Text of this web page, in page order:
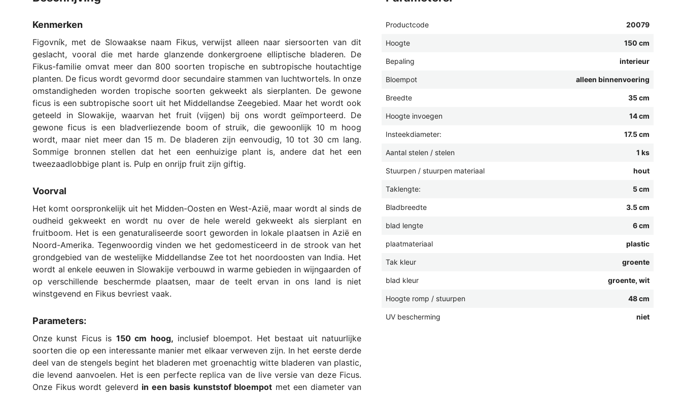
Kenmerken
Figovník, met de Slowaakse naam Fikus, verwijst alleen naar siersoorten van dit
geslacht, vooral die met harde glanzende donkergroene elliptische bladeren. De
Fikus-familie omvat meer dan 800 soorten tropische en subtropische houtachtige
planten. De ficus wordt gevormd door secundaire stammen van luchtwortels. In onze
omstandigheden worden tropische soorten gekweekt als sierplanten. De gewone
ficus is een subtropische soort uit het Middellandse Zeegebied. Maar het wordt ook
geteeld in Slowakije, waarvan het fruit (vijgen) bij ons wordt geïmporteerd. De
gewone ficus is een bladverliezende boom of struik, die gewoonlijk 10 m hoog
wordt, maar niet meer dan 15 m. De bladeren zijn eenvoudig, 10 tot 30 cm lang.
Sommige bronnen stellen dat het een eenhuizige plant is, andere dat het een
tweezaadlobbige plant is. Pulp en onrijp fruit zijn giftig.
Voorval
Het komt oorspronkelijk uit het Midden-Oosten en West-Azië, maar wordt al sinds de
oudheid gekweekt en wordt nu over de hele wereld gekweekt als sierplant en
fruitboom. Het is een genaturaliseerde soort geworden in lokale plaatsen in Azië en
Noord-Amerika. Tegenwoordig vinden we het gedomesticeerd in de strook van het
grondgebied van de westelijke Middellandse Zee tot het noordoosten van India. Het
wordt al enkele eeuwen in Slowakije verbouwd in warme gebieden in wijngaarden of
op verschillende beschermde plaatsen, maar de teelt ervan in ons land is niet
winstgevend en Fikus bevriest vaak.
Parameters:
Onze kunst Ficus is 150 cm hoog, inclusief bloempot. Het bestaat uit natuurlijke
soorten die op een interessante manier met elkaar verweven zijn. In het eerste derde
deel van de stengels begint het bladeren met groenachtig witte bladeren van plastic,
die levend aanvoelen. Het is een perfecte replica van de live versie van deze Ficus.
Onze Fikus wordt geleverd in een basis kunststof bloempot met een diameter van
Productcode 20079
Hoogte 150 cm
Bepaling interieur
Bloempot alleen binnenvoering
Breedte 35 cm
Hoogte invoegen 14 cm
Insteekdiameter: 17.5 cm
Aantal stelen / stelen 1 ks
Stuurpen / stuurpen materiaal hout
Taklengte: 5 cm
Bladbreedte 3.5 cm
blad lengte 6 cm
plaatmateriaal plastic
Tak kleur groente
blad kleur groente, wit
Hoogte romp / stuurpen 48 cm
UV bescherming niet